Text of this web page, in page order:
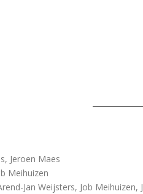
Jeroen Maes
Meihuizen
Jan Weijsters, Job Meihuizen,